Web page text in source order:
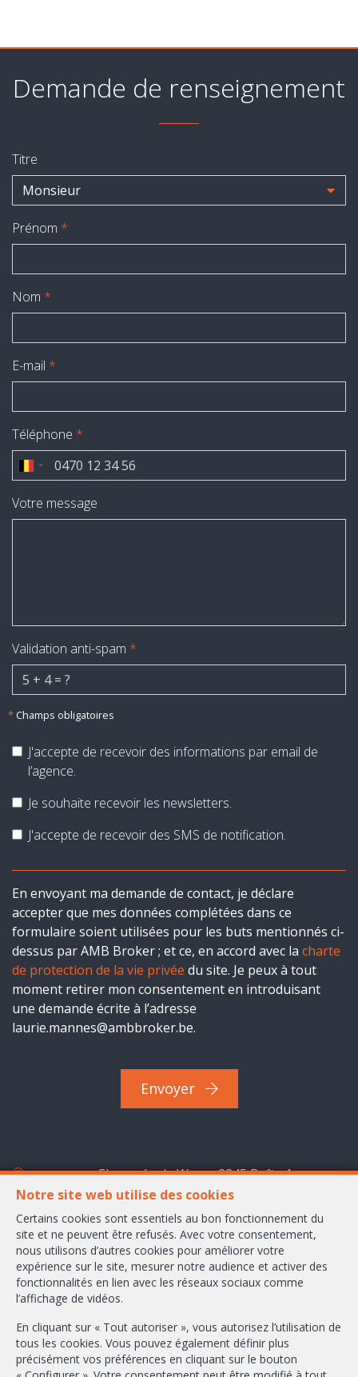
Demande de renseignement
Titre
Monsieur
Prénom *
Nom *
E-mail *
Téléphone *
Votre message
Validation anti-spam *
* Champs obligatoires
J'accepte de recevoir des informations par email de
l’agence.
Je souhaite recevoir les newsletters.
J'accepte de recevoir des SMS de notification.
En envoyant ma demande de contact, je déclare
accepter que mes données complétées dans ce
formulaire soient utilisées pour les buts mentionnés ci-
dessus par AMB Broker ; et ce, en accord avec la charte
de protection de la vie privée du site. Je peux à tout
moment retirer mon consentement en introduisant
une demande écrite à l’adresse
laurie.mannes@ambbroker.be.
Envoyer
Notre site web utilise des cookies
Certains cookies sont essentiels au bon fonctionnement du
site et ne peuvent être refusés. Avec votre consentement,
nous utilisons d’autres cookies pour améliorer votre
expérience sur le site, mesurer notre audience et activer des
fonctionnalités en lien avec les réseaux sociaux comme
l’affichage de vidéos.
En cliquant sur « Tout autoriser », vous autorisez l’utilisation de
tous les cookies. Vous pouvez également définir plus
précisément vos préférences en cliquant sur le bouton
Chaussée de Wavre 2245 Boîte 1
1160 Bruxelles
+32-2/658.24.52
info@ambbroker.be
Agent immobilier intermédiaire agréé IPI sous le numéro 503.610 en
Instance de contrôle: Institut professionnel des agents immobiliers, rue
du Luxembourg 16B, 1000 Bruxelles (+32 2 505 38 50 - info@ipi.be) -
Soumis aucode déontologique de l’ IPI